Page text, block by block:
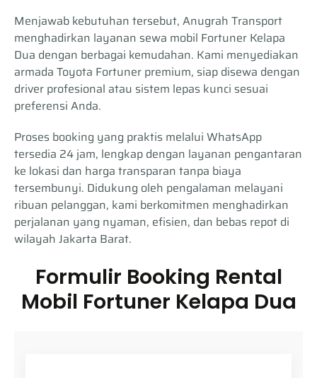
Menjawab kebutuhan tersebut, Anugrah Transport
menghadirkan layanan sewa mobil Fortuner Kelapa
Dua dengan berbagai kemudahan. Kami menyediakan
armada Toyota Fortuner premium, siap disewa dengan
driver profesional atau sistem lepas kunci sesuai
preferensi Anda.
Proses booking yang praktis melalui WhatsApp
tersedia 24 jam, lengkap dengan layanan pengantaran
ke lokasi dan harga transparan tanpa biaya
tersembunyi. Didukung oleh pengalaman melayani
ribuan pelanggan, kami berkomitmen menghadirkan
perjalanan yang nyaman, efisien, dan bebas repot di
wilayah Jakarta Barat.
Formulir Booking Rental
Mobil Fortuner Kelapa Dua